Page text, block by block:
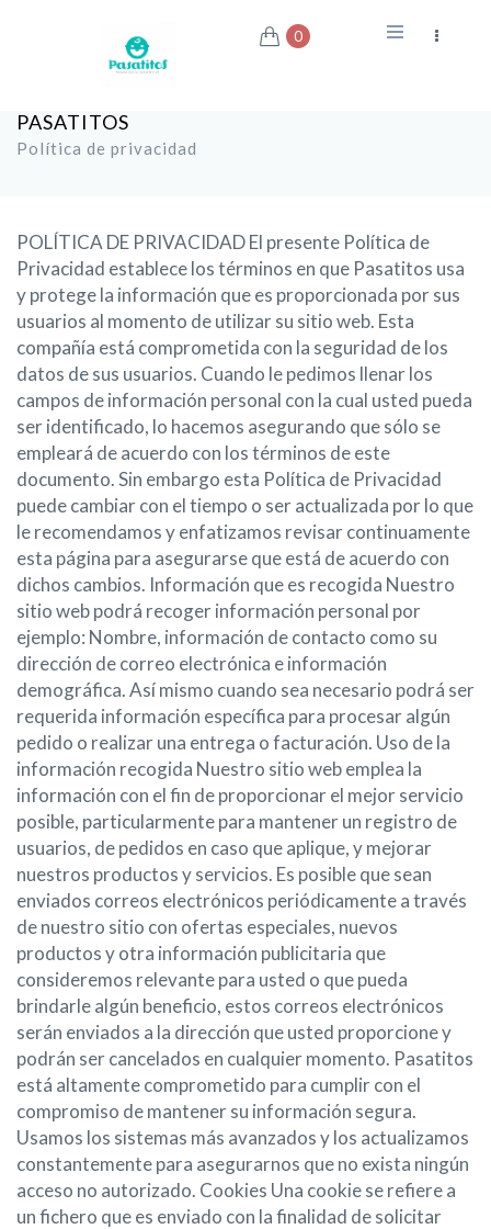
0
PASATITOS
Política de privacidad
POLÍTICA DE PRIVACIDAD El presente Política de
Privacidad establece los términos en que Pasatitos usa
y protege la información que es proporcionada por sus
usuarios al momento de utilizar su sitio web. Esta
compañía está comprometida con la seguridad de los
datos de sus usuarios. Cuando le pedimos llenar los
campos de información personal con la cual usted pueda
ser identificado, lo hacemos asegurando que sólo se
empleará de acuerdo con los términos de este
documento. Sin embargo esta Política de Privacidad
puede cambiar con el tiempo o ser actualizada por lo que
le recomendamos y enfatizamos revisar continuamente
esta página para asegurarse que está de acuerdo con
dichos cambios. Información que es recogida Nuestro
sitio web podrá recoger información personal por
ejemplo: Nombre, información de contacto como su
dirección de correo electrónica e información
demográfica. Así mismo cuando sea necesario podrá ser
requerida información específica para procesar algún
pedido o realizar una entrega o facturación. Uso de la
información recogida Nuestro sitio web emplea la
información con el fin de proporcionar el mejor servicio
posible, particularmente para mantener un registro de
usuarios, de pedidos en caso que aplique, y mejorar
nuestros productos y servicios. Es posible que sean
enviados correos electrónicos periódicamente a través
de nuestro sitio con ofertas especiales, nuevos
productos y otra información publicitaria que
consideremos relevante para usted o que pueda
brindarle algún beneficio, estos correos electrónicos
serán enviados a la dirección que usted proporcione y
podrán ser cancelados en cualquier momento. Pasatitos
está altamente comprometido para cumplir con el
compromiso de mantener su información segura.
Usamos los sistemas más avanzados y los actualizamos
constantemente para asegurarnos que no exista ningún
acceso no autorizado. Cookies Una cookie se refiere a
un fichero que es enviado con la finalidad de solicitar